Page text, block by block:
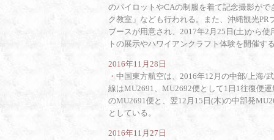
のパイロットやCAの制服を着て記念撮影が
ク教室」なども行われる。また、沖縄観光
ブースが用意され、2017年2月25日(土)から
トの展示やハワイアンクラフト体験を開催す
2016年11月28日
・ 中国東方航空は、2016年12月の中部/上海/
線はMU2691、MU2692便として1日1往復便
のMU2691便と、翌12月15日(木)の中部発
としている。
2016年11月27日